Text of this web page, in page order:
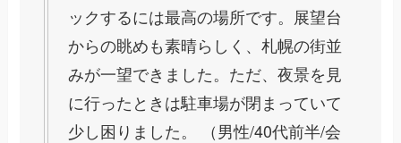
ックするには最高の場所です。展望台
からの眺めも素晴らしく、札幌の街並
みが一望できました。ただ、夜景を見
に行ったときは駐車場が閉まっていて
少し困りました。 （男性/40代前半/会